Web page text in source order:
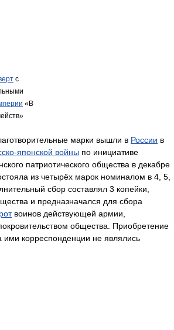
с
«В
марки вышли в России в
японской войны по инициативе
патриотического общества в декабре
из четырёх марок номиналом в 4, 5,
сбор составлял 3 копейки,
и предназначался для сбора
воинов действующей армии,
общества. Приобретение
ими корреспонденции не являлись